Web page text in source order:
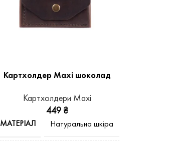
Картхолдер Maxi шоколад
Картхолдери Maxi
449 ₴
МАТЕРІАЛ Натуральна шкіра